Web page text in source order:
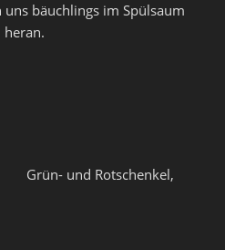
bäuchlings im Spülsaum
heran.
Grün- und Rotschenkel,